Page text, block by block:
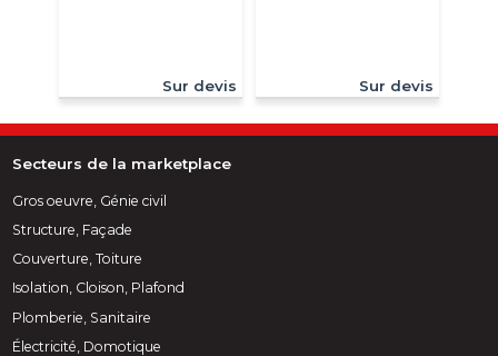
Sur devis Sur devis
Secteurs de la marketplace
Gros oeuvre, Génie civil
Structure, Façade
Couverture, Toiture
Isolation, Cloison, Plafond
Plomberie, Sanitaire
Électricité, Domotique